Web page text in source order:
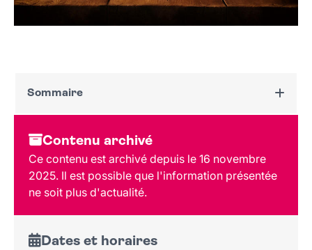
Sommaire
Dates et horaires
Tarif et réservation
Public
Lieu et contact
Contenu archivé
Ce contenu est archivé depuis le 16 novembre
2025. Il est possible que l'information présentée
ne soit plus d'actualité.
Dates et horaires